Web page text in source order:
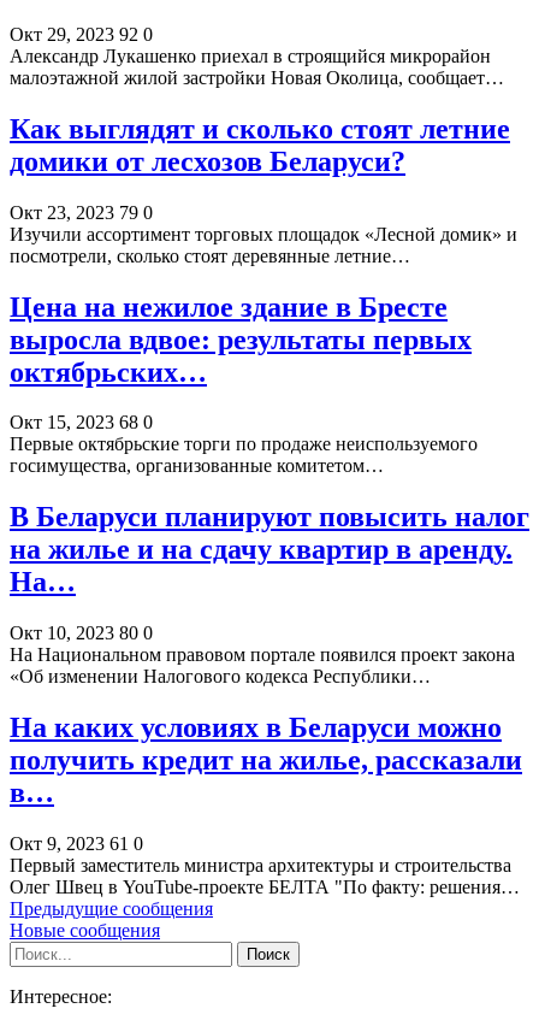
Окт 29, 2023 92 0
Александр Лукашенко приехал в строящийся микрорайон
малоэтажной жилой застройки Новая Околица, сообщает…
Как выглядят и сколько стоят летние
домики от лесхозов Беларуси?
Окт 23, 2023 79 0
Изучили ассортимент торговых площадок «Лесной домик» и
посмотрели, сколько стоят деревянные летние…
Цена на нежилое здание в Бресте
выросла вдвое: результаты первых
октябрьских…
Окт 15, 2023 68 0
Первые октябрьские торги по продаже неиспользуемого
госимущества, организованные комитетом…
В Беларуси планируют повысить налог
на жилье и на сдачу квартир в аренду.
На…
Окт 10, 2023 80 0
На Национальном правовом портале появился проект закона
«Об изменении Налогового кодекса Республики…
На каких условиях в Беларуси можно
получить кредит на жилье, рассказали
в…
Окт 9, 2023 61 0
Первый заместитель министра архитектуры и строительства
Олег Швец в YouTube-проекте БЕЛТА "По факту: решения…
Предыдущие сообщения
Новые сообщения
Интересное: